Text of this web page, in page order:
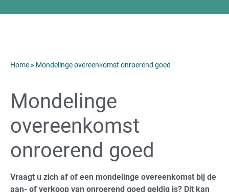
Home » Mondelinge overeenkomst onroerend goed
Mondelinge
overeenkomst
onroerend goed
Vraagt u zich af of een mondelinge overeenkomst bij de
aan- of verkoop van onroerend goed geldig is? Dit kan